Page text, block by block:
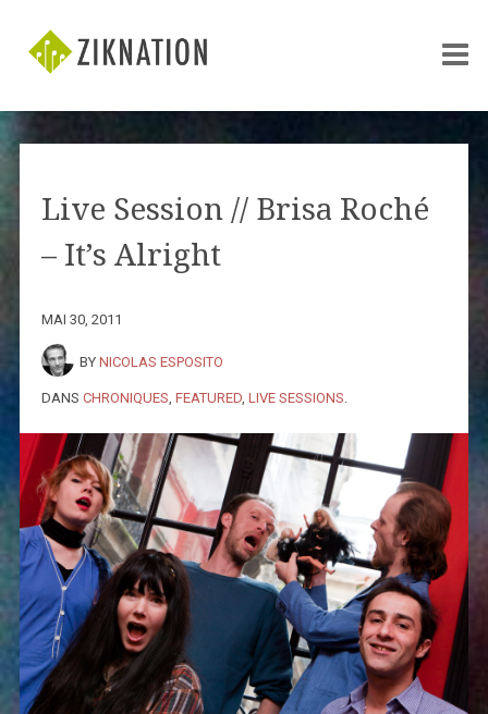
Live Session // Brisa Roché
– It’s Alright
MAI 30, 2011
BY NICOLAS ESPOSITO
DANS CHRONIQUES FEATURED, LIVE SESSIONS